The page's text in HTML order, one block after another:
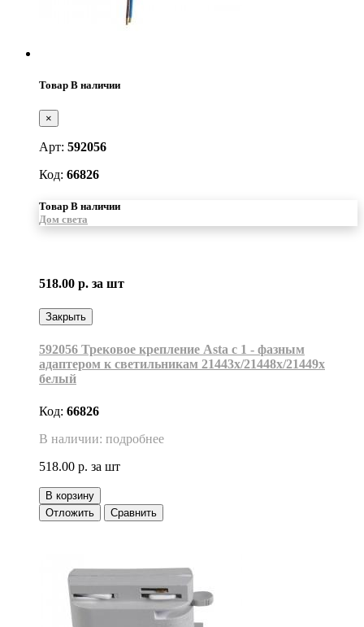
Товар В наличии
×
Арт: 592056
Код: 66826
Товар В наличии
Дом света
518.00 р. за шт
Закрыть
592056 Трековое крепление Asta с 1 - фазным
адаптером к светильникам 21443х/21448х/21449х
белый
Код: 66826
В наличии: подробнее
518.00 р. за шт
В корзину
Отложить
Сравнить